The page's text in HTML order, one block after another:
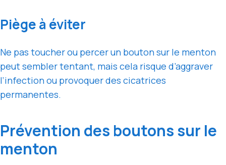
Piège à éviter
Ne pas toucher ou percer un bouton sur le menton
peut sembler tentant, mais cela risque d’aggraver
l’infection ou provoquer des cicatrices
permanentes.
Prévention des boutons sur le
menton